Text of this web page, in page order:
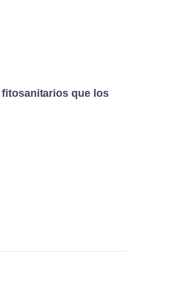
que los